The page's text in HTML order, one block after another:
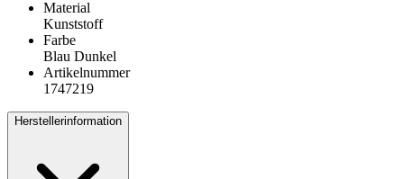
Material
Kunststoff
Farbe
Blau Dunkel
Artikelnummer
1747219
Herstellerinformation